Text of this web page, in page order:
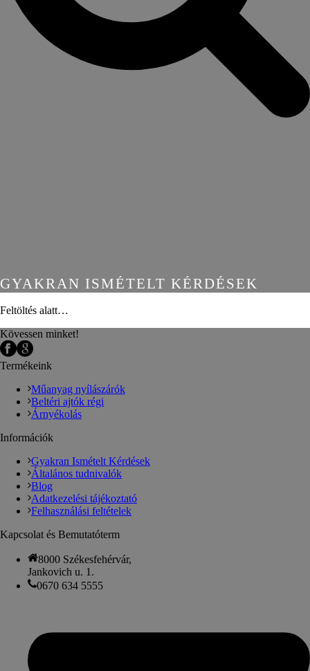
GYAKRAN ISMÉTELT KÉRDÉSEK
Feltöltés alatt…
Kövessen minket!
Termékeink
Műanyag nyílászárók
Beltéri ajtók régi
Árnyékolás
Információk
Gyakran Ismételt Kérdések
Általános tudnivalók
Blog
Adatkezelési tájékoztató
Felhasználási feltételek
Kapcsolat és Bemutatóterm
8000 Székesfehérvár,
Jankovich u. 1.
0670 634 5555